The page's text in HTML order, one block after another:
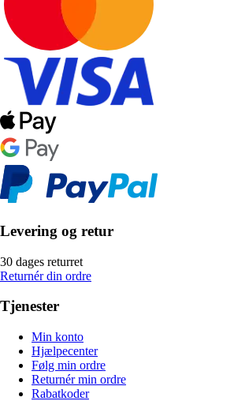
Levering og retur
30 dages returret
Returnér din ordre
Tjenester
Min konto
Hjælpecenter
Følg min ordre
Returnér min ordre
Rabatkoder